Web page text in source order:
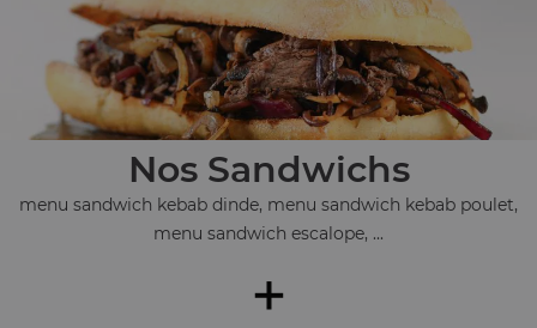
Nos Sandwichs
menu sandwich kebab dinde, menu sandwich kebab poulet,
menu sandwich escalope, ...
+